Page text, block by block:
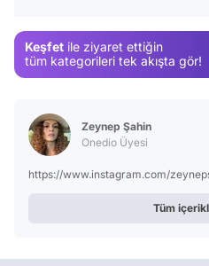
Keşfet ile ziyaret ettiğin
tüm kategorileri tek akışta gör!
Zeynep Şahin
Onedio Üyesi
https://www.instagram.com/
Tüm